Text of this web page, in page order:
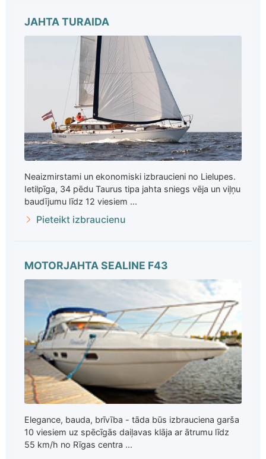
JAHTA TURAIDA
Neaizmirstami un ekonomiski izbraucieni no Lielupes.
Ietilpīga, 34 pēdu Taurus tipa jahta sniegs vēja un viļņu
baudījumu līdz 12 viesiem ...
Pieteikt izbraucienu
MOTORJAHTA SEALINE F43
Elegance, bauda, brīvība - tāda būs izbrauciena garša
10 viesiem uz spēcīgās daiļavas klāja ar ātrumu līdz
55 km/h no Rīgas centra ...